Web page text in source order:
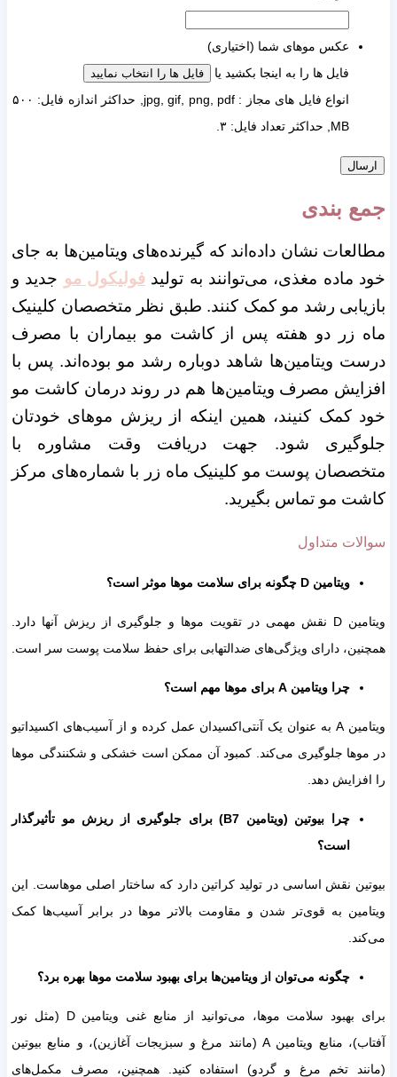
عکس موهای شما (اختیاری)
فایل ها را به اینجا بکشید یا
فایل ها را انتخاب نمایید
انواع فایل های مجاز : jpg, gif, png, pdf, حداکثر اندازه فایل: ۵۰۰
MB, حداکثر تعداد فایل: ۳.
جمع بندی
مطالعات نشان داده‌اند که گیرنده‌های ویتامین‌ها به جای
خود ماده مغذی، می‌توانند به تولید فولیکول مو جدید و
بازیابی رشد مو کمک کنند. طبق نظر متخصصان کلینیک
ماه زر دو هفته پس از کاشت مو بیماران با مصرف
درست ویتامین‌ها شاهد دوباره رشد مو بوده‌اند. پس با
افزایش مصرف ویتامین‌ها هم در روند درمان کاشت مو
خود کمک کنیند، همین اینکه از ریزش موهای خودتان
جلوگیری شود. جهت دریافت وقت مشاوره با
متخصصان پوست مو کلینیک ماه زر با شماره‌های مرکز
کاشت مو تماس بگیرید.
سوالات متداول
ویتامین D چگونه برای سلامت موها موثر است؟
ویتامین D نقش مهمی در تقویت موها و جلوگیری از ریزش آنها دارد.
همچنین، دارای ویژگی‌های ضدالتهابی برای حفظ سلامت پوست سر است.
چرا ویتامین A برای موها مهم است؟
ویتامین A به عنوان یک آنتی‌اکسیدان عمل کرده و از آسیب‌های اکسیداتیو
در موها جلوگیری می‌کند. کمبود آن ممکن است خشکی و شکنندگی موها
را افزایش دهد.
چرا بیوتین (ویتامین B7) برای جلوگیری از ریزش مو تأثیرگذار
است؟
بیوتین نقش اساسی در تولید کراتین دارد که ساختار اصلی موهاست. این
ویتامین به قوی‌تر شدن و مقاومت بالاتر موها در برابر آسیب‌ها کمک
می‌کند.
چگونه می‌توان از ویتامین‌ها برای بهبود سلامت موها بهره برد؟
برای بهبود سلامت موها، می‌توانید از منابع غنی ویتامین D (مثل نور
آفتاب)، منابع ویتامین A (مانند مرغ و سبزیجات آغازین)، و منابع بیوتین
(مانند تخم مرغ و گردو) استفاده کنید. همچنین، مصرف مکمل‌های